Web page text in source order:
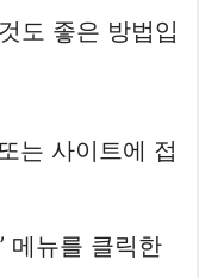
도 좋은 방법입
는 사이트에 접
메뉴를 클릭한